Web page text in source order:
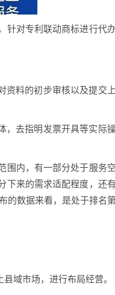
针对专利联动商标进行代
资料的初步审核以及提交上
，去指明发票开具等实际
围内，有一部分处于服务空
下来的需求适配程度，还有
的数据来看，是处于排名
域市场，进行布局经营。